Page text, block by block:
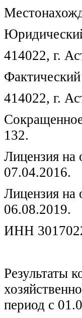
414022, г.
414022, г.
132.
Лицензия на
07.04.2016.
Лицензия на
06.08.2019.
ИНН
Результаты
период с